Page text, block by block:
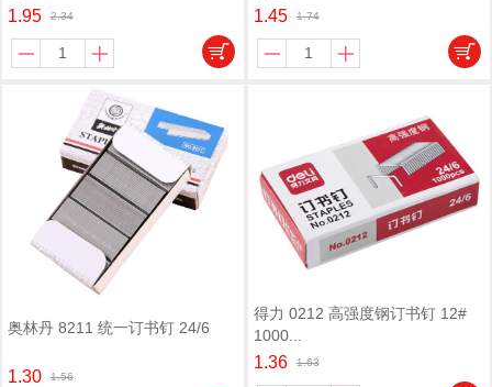
1.95 2.34 1.45 1.74
奥林丹 8211 统一订书钉 24/6
1.30 1.56
得力 0212 高强度钢订书钉 12#
1000...
1.36 1.63